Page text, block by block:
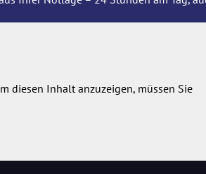
diesen Inhalt anzuzeigen, müssen Sie